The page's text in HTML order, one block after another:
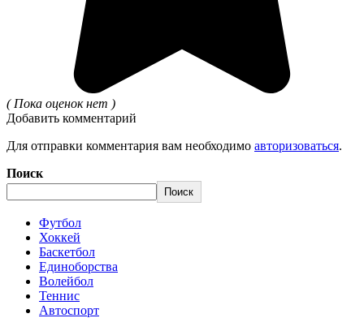
( Пока оценок нет )
Добавить комментарий
Для отправки комментария вам необходимо авторизоваться.
Поиск
Поиск
Футбол
Хоккей
Баскетбол
Единоборства
Волейбол
Теннис
Автоспорт